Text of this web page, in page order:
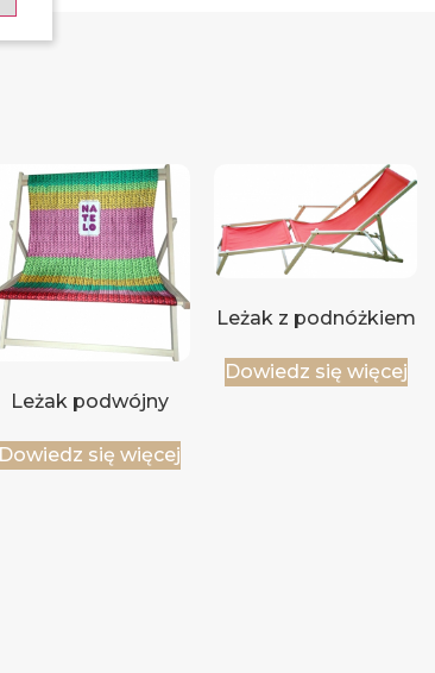
Leżak podwójny
Dowiedz się więcej
Leżak z podnóżkiem
Dowiedz się więcej